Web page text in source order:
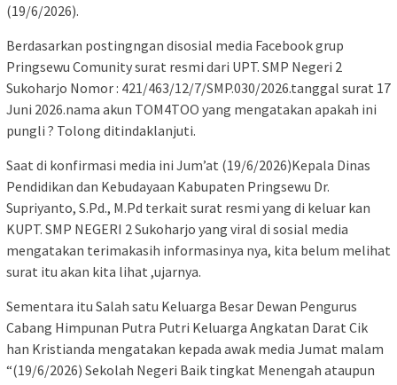
(19/6/2026).
Berdasarkan postingngan disosial media Facebook grup
Pringsewu Comunity surat resmi dari UPT. SMP Negeri 2
Sukoharjo Nomor : 421/463/12/7/SMP.030/2026.tanggal surat 17
Juni 2026.nama akun TOM4TOO yang mengatakan apakah ini
pungli ? Tolong ditindaklanjuti.
Saat di konfirmasi media ini Jum’at (19/6/2026)Kepala Dinas
Pendidikan dan Kebudayaan Kabupaten Pringsewu Dr.
Supriyanto, S.Pd., M.Pd terkait surat resmi yang di keluar kan
KUPT. SMP NEGERI 2 Sukoharjo yang viral di sosial media
mengatakan terimakasih informasinya nya, kita belum melihat
surat itu akan kita lihat ,ujarnya.
Sementara itu Salah satu Keluarga Besar Dewan Pengurus
Cabang Himpunan Putra Putri Keluarga Angkatan Darat Cik
han Kristianda mengatakan kepada awak media Jumat malam
“(19/6/2026) Sekolah Negeri Baik tingkat Menengah ataupun